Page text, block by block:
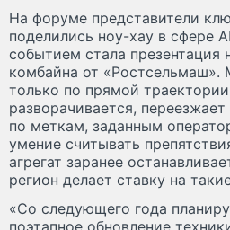
На форуме представители
поделились ноу-хау в сфере
событием стала презентация
комбайна от «Ростсельмаш».
только по прямой
разворачивается,
по меткам, заданным
умение считывать
агрегат заранее
регион делает ставку на
«Со следующего года